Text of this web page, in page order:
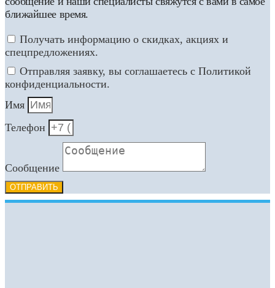
ближайшее время.
Получать информацию о скидках, акциях и
спецпредложениях.
Отправляя заявку, вы соглашаетесь с Политикой
конфиденциальности.
Имя
Телефон
Сообщение
ОТПРАВИТЬ